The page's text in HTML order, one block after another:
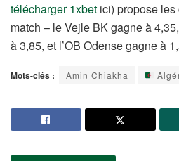
télécharger 1xbet ici) propose
match – le Vejle BK gagne à
à 3,85, et l’OB Odense gagne à
Mots-clés : Amin Chiakha